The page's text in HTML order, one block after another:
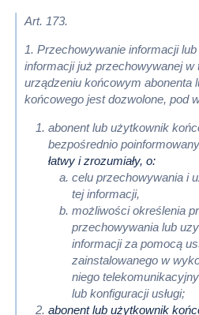
Art. 173.
1. Przechowywanie informacji
informacji już przechowywanej
urządzeniu końcowym abonenta
końcowego jest dozwolone, pod
abonent lub użytkownik
bezpośrednio
łatwy i zrozumiały, o:
celu przechowywania i
tej informacji,
możliwości określenia
przechowywania lub
informacji za pomocą
zainstalowanego w
niego
lub konfiguracji usługi;
abonent lub użytkownik